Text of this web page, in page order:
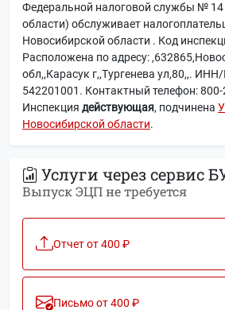
Федеральной налоговой службы № 14
области) обслуживает
Новосибирской области . Код
Расположена по адресу:
обл,,Карасук г,,Тургенева ул,80,,.
542201001. Контактный телефон:
Инспекция действующая, подчинена
Новосибирской области.
Услуги через сервис
Выпуск ЭЦП не требуется
Отчет от 400 ₽
Письмо от 400 ₽